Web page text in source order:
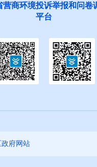
营商环境投诉举报和问卷
平台
政府网站